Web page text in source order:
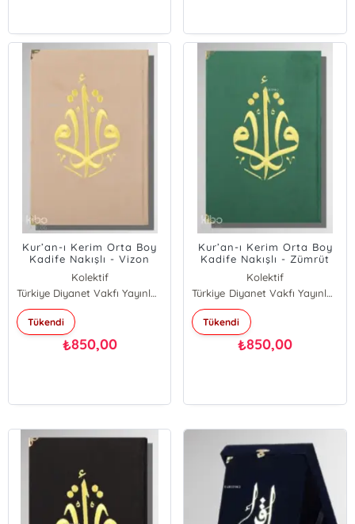
Kur’an-ı Kerim Orta Boy
Kadife Nakışlı - Vizon
Kolektif
Türkiye Diyanet Vakfı Yayınları
Tükendi
₺850,00
Kur’an-ı Kerim Orta Boy
Kadife Nakışlı - Zümrüt
Yeşil
Kolektif
Türkiye Diyanet Vakfı Yayınları
Tükendi
₺850,00